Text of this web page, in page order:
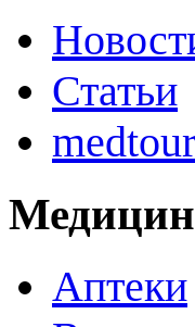
Статьи
medtour
Аптеки